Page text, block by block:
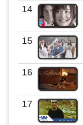
14
15
16
17